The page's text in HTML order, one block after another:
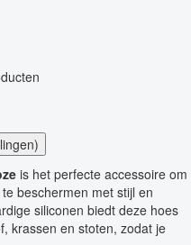
is het perfecte accessoire om
beschermen met stijl en
siliconen biedt deze hoes
krassen en stoten, zodat je